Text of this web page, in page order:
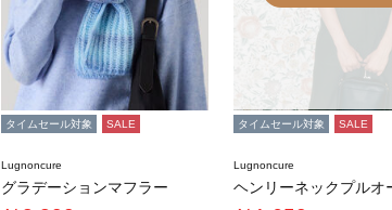
タイムセール対象 SALE
Lugnoncure
グラデーションマフラー
タイムセール対象 SALE
Lugnoncure